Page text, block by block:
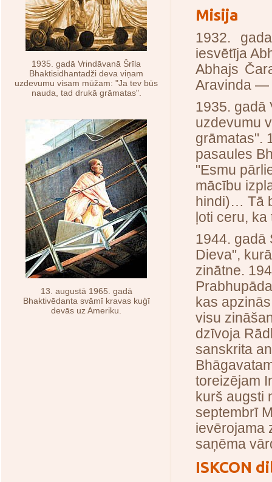
Misija
1932.
iesvētīja
Abhajs
Aravinda —
1935. gadā
uzdevumu
grāmatas".
pasaules
"Esmu
mācību
hindi)… Tā
ļoti ceru,
1944. gadā
Dieva",
zinātne.
kas
visu
dzīvoja
sanskrita
toreizējam
kurš augsti
septembrī
ievērojama
saņēma
ISKCON
1935. gadā Vrindāvanā Šrīla
Bhaktisidhantadži deva viņam
uzdevumu visam mūžam: "Ja tev būs
nauda, tad drukā grāmatas".
13. augustā 1965. gadā
Bhaktivēdanta svāmī kravas kuģī
devās uz Ameriku.